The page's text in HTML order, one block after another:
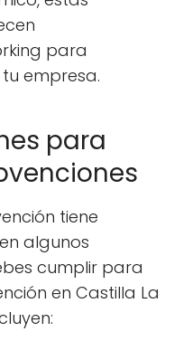
para
empresa.
para
tiene
algunos
cumplir para
en Castilla La